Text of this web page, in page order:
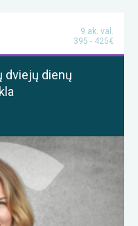
9 ak. val.
395 - 425€
dviejų dienų